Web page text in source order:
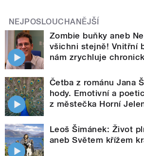
NEJPOSLOUCHANĚJŠÍ
Zombie buňky aneb
všichni stejně! Vnitřní
nám zrychluje
Četba z románu Jana
hody. Emotivní a
z městečka Horní
Leoš Šimánek: Život
aneb Světem křížem